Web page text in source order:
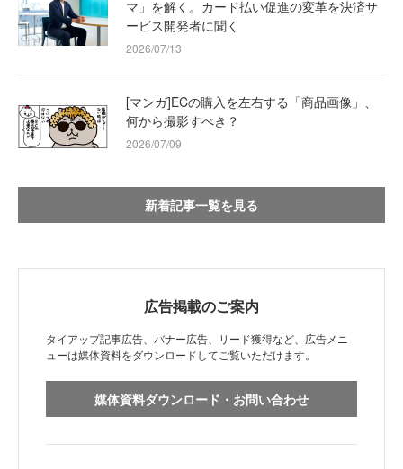
マ」を解く。カード払い促進の変革を決済サ
ービス開発者に聞く
2026/07/13
[マンガ]ECの購入を左右する「商品画像」、
何から撮影すべき？
2026/07/09
新着記事一覧を見る
広告掲載のご案内
タイアップ記事広告、バナー広告、リード獲得など、広告メニ
ューは媒体資料をダウンロードしてご覧いただけます。
媒体資料ダウンロード・お問い合わせ